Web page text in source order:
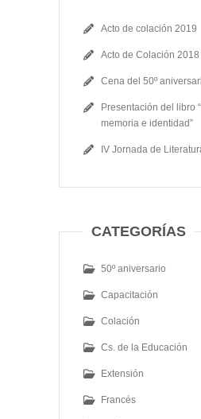
Acto de colación 2019
Acto de Colación 2018
Cena del 50º
Presentación del libro
memoria e identidad”
IV Jornada de
CATEGORÍAS
50º aniversario
Capacitación
Colación
Cs. de la Educación
Extensión
Francés